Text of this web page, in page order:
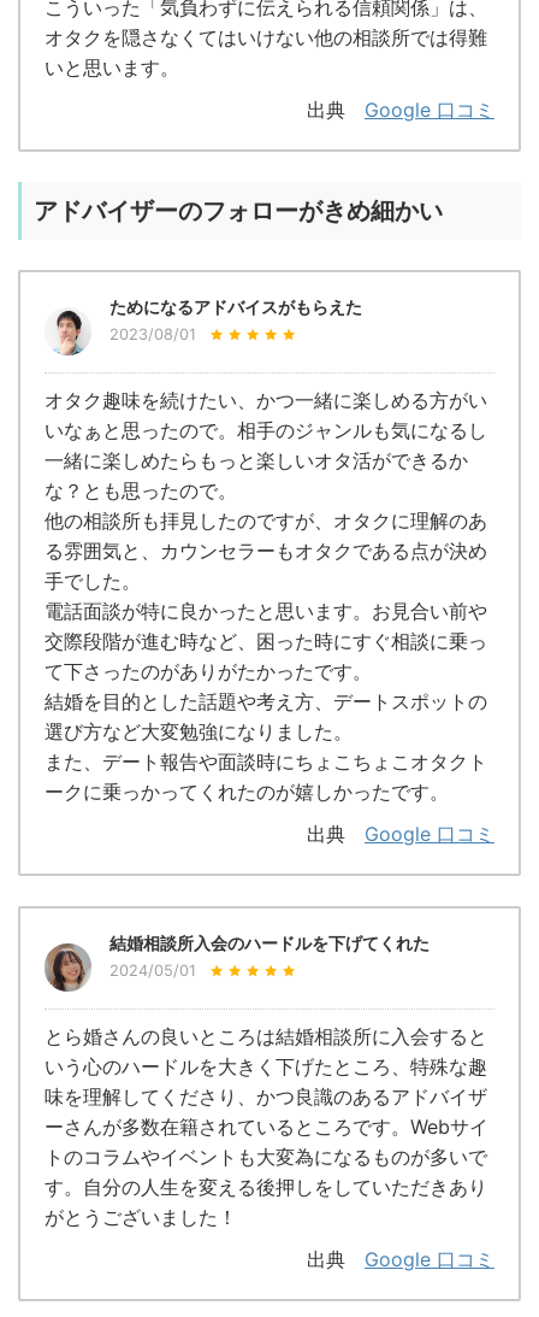
こういった「気負わずに伝えられる信頼関係」は、
オタクを隠さなくてはいけない他の相談所では得難
いと思います。
出典 Google 口コミ
アドバイザーのフォローがきめ細かい
ためになるアドバイスがもらえた
2023/08/01
オタク趣味を続けたい、かつ一緒に楽しめる方がい
いなぁと思ったので。相手のジャンルも気になるし
一緒に楽しめたらもっと楽しいオタ活ができるか
な？とも思ったので。
他の相談所も拝見したのですが、オタクに理解のあ
る雰囲気と、カウンセラーもオタクである点が決め
手でした。
電話面談が特に良かったと思います。お見合い前や
交際段階が進む時など、困った時にすぐ相談に乗っ
て下さったのがありがたかったです。
結婚を目的とした話題や考え方、デートスポットの
選び方など大変勉強になりました。
また、デート報告や面談時にちょこちょこオタクト
ークに乗っかってくれたのが嬉しかったです。
出典 Google 口コミ
結婚相談所入会のハードルを下げてくれた
2024/05/01
とら婚さんの良いところは結婚相談所に入会すると
いう心のハードルを大きく下げたところ、特殊な趣
味を理解してくださり、かつ良識のあるアドバイザ
ーさんが多数在籍されているところです。Webサイ
トのコラムやイベントも大変為になるものが多いで
す。自分の人生を変える後押しをしていただきあり
がとうございました！
出典 Google 口コミ